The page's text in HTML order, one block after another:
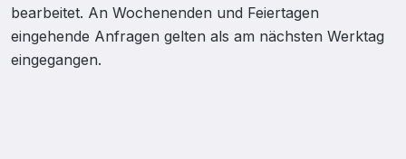
bearbeitet. An Wochenenden und Feiertagen
eingehende Anfragen gelten als am nächsten Werktag
eingegangen.